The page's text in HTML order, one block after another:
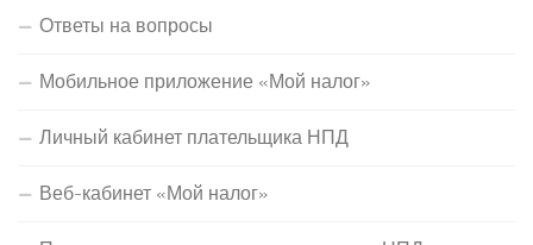
Ответы на вопросы
Мобильное приложение «Мой налог»
Личный кабинет плательщика НПД
Веб-кабинет «Мой налог»